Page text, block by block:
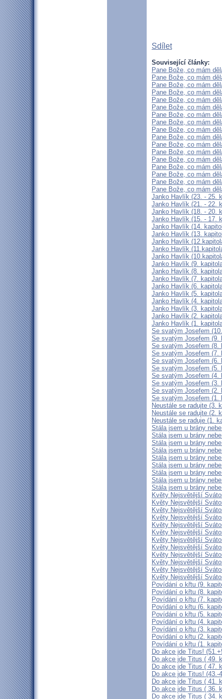
Sdílet
Související články:
Pane Bože, co mám
Pane Bože, co mám
Pane Bože, co mám
Pane Bože, co mám
Pane Bože, co mám
Pane Bože, co mám
Pane Bože, co mám
Pane Bože, co mám
Pane Bože, co mám
Pane Bože, co mám
Pane Bože, co mám
Pane Bože, co mám
Pane Bože, co mám
Pane Bože, co mám
Pane Bože, co mám
Pane Bože, co mám
Pane Bože, co mám
Janko Havlík (23. - 25.
Janko Havlík (21. - 22.
Janko Havlík (18. - 20.
Janko Havlík (15. - 17.
Janko Havlík (14.
Janko Havlík (13.
Janko Havlík
Janko Havlík
Janko Havlík
Janko Havlík (9.
Janko Havlík (8.
Janko Havlík (7.
Janko Havlík (6.
Janko Havlík (5.
Janko Havlík (4.
Janko Havlík (3.
Janko Havlík (2.
Janko Havlík (1.
Se svatým Josefem
Se svatým Josefem (9.
Se svatým Josefem (8.
Se svatým Josefem (7.
Se svatým Josefem (6.
Se svatým Josefem (5.
Se svatým Josefem (4.
Se svatým Josefem (3.
Se svatým Josefem (2.
Se svatým Josefem (1.
Neustále se radujte (3.
Neustále se radujte (2.
Neustále se raduje (1.
Stála jsem u brány
Stála jsem u brány
Stála jsem u brány
Stála jsem u brány
Stála jsem u brány
Stála jsem u brány
Stála jsem u brány
Stála jsem u brány
Stála jsem u brány
Květy Nejsvětější
Květy Nejsvětější
Květy Nejsvětější
Květy Nejsvětější
Květy Nejsvětější
Květy Nejsvětější
Květy Nejsvětější
Květy Nejsvětější
Květy Nejsvětější
Květy Nejsvětější
Květy Nejsvětější
Květy Nejsvětější
Povídání o křtu (9.
Povídání o křtu (8.
Povídání o křtu (7.
Povídání o křtu (6.
Povídání o křtu (5.
Povídání o křtu (4.
Povídání o křtu (3.
Povídání o křtu (2.
Povídání o křtu (1.
Do akce jde Titus!
Do akce jde Titus ( 49.
Do akce jde Titus ( 47.
Do akce jde Titus! (43.-
Do akce jde Titus ( 41.
Do akce jde Titus ( 36.
Do akce jde Titus ( 34.